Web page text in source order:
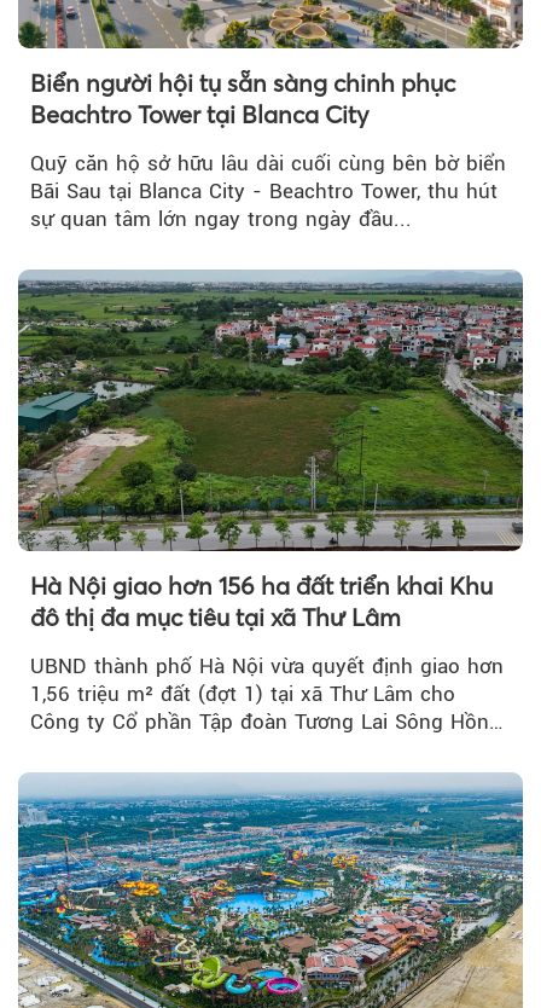
Biển người hội tụ sẵn sàng chinh phục
Beachtro Tower tại Blanca City
Quỹ căn hộ sở hữu lâu dài cuối cùng bên bờ biển
Bãi Sau tại Blanca City - Beachtro Tower, thu hút
sự quan tâm lớn ngay trong ngày đầu...
Hà Nội giao hơn 156 ha đất triển khai Khu
đô thị đa mục tiêu tại xã Thư Lâm
UBND thành phố Hà Nội vừa quyết định giao hơn
1,56 triệu m² đất (đợt 1) tại xã Thư Lâm cho
Công ty Cổ phần Tập đoàn Tương Lai Sông Hồng